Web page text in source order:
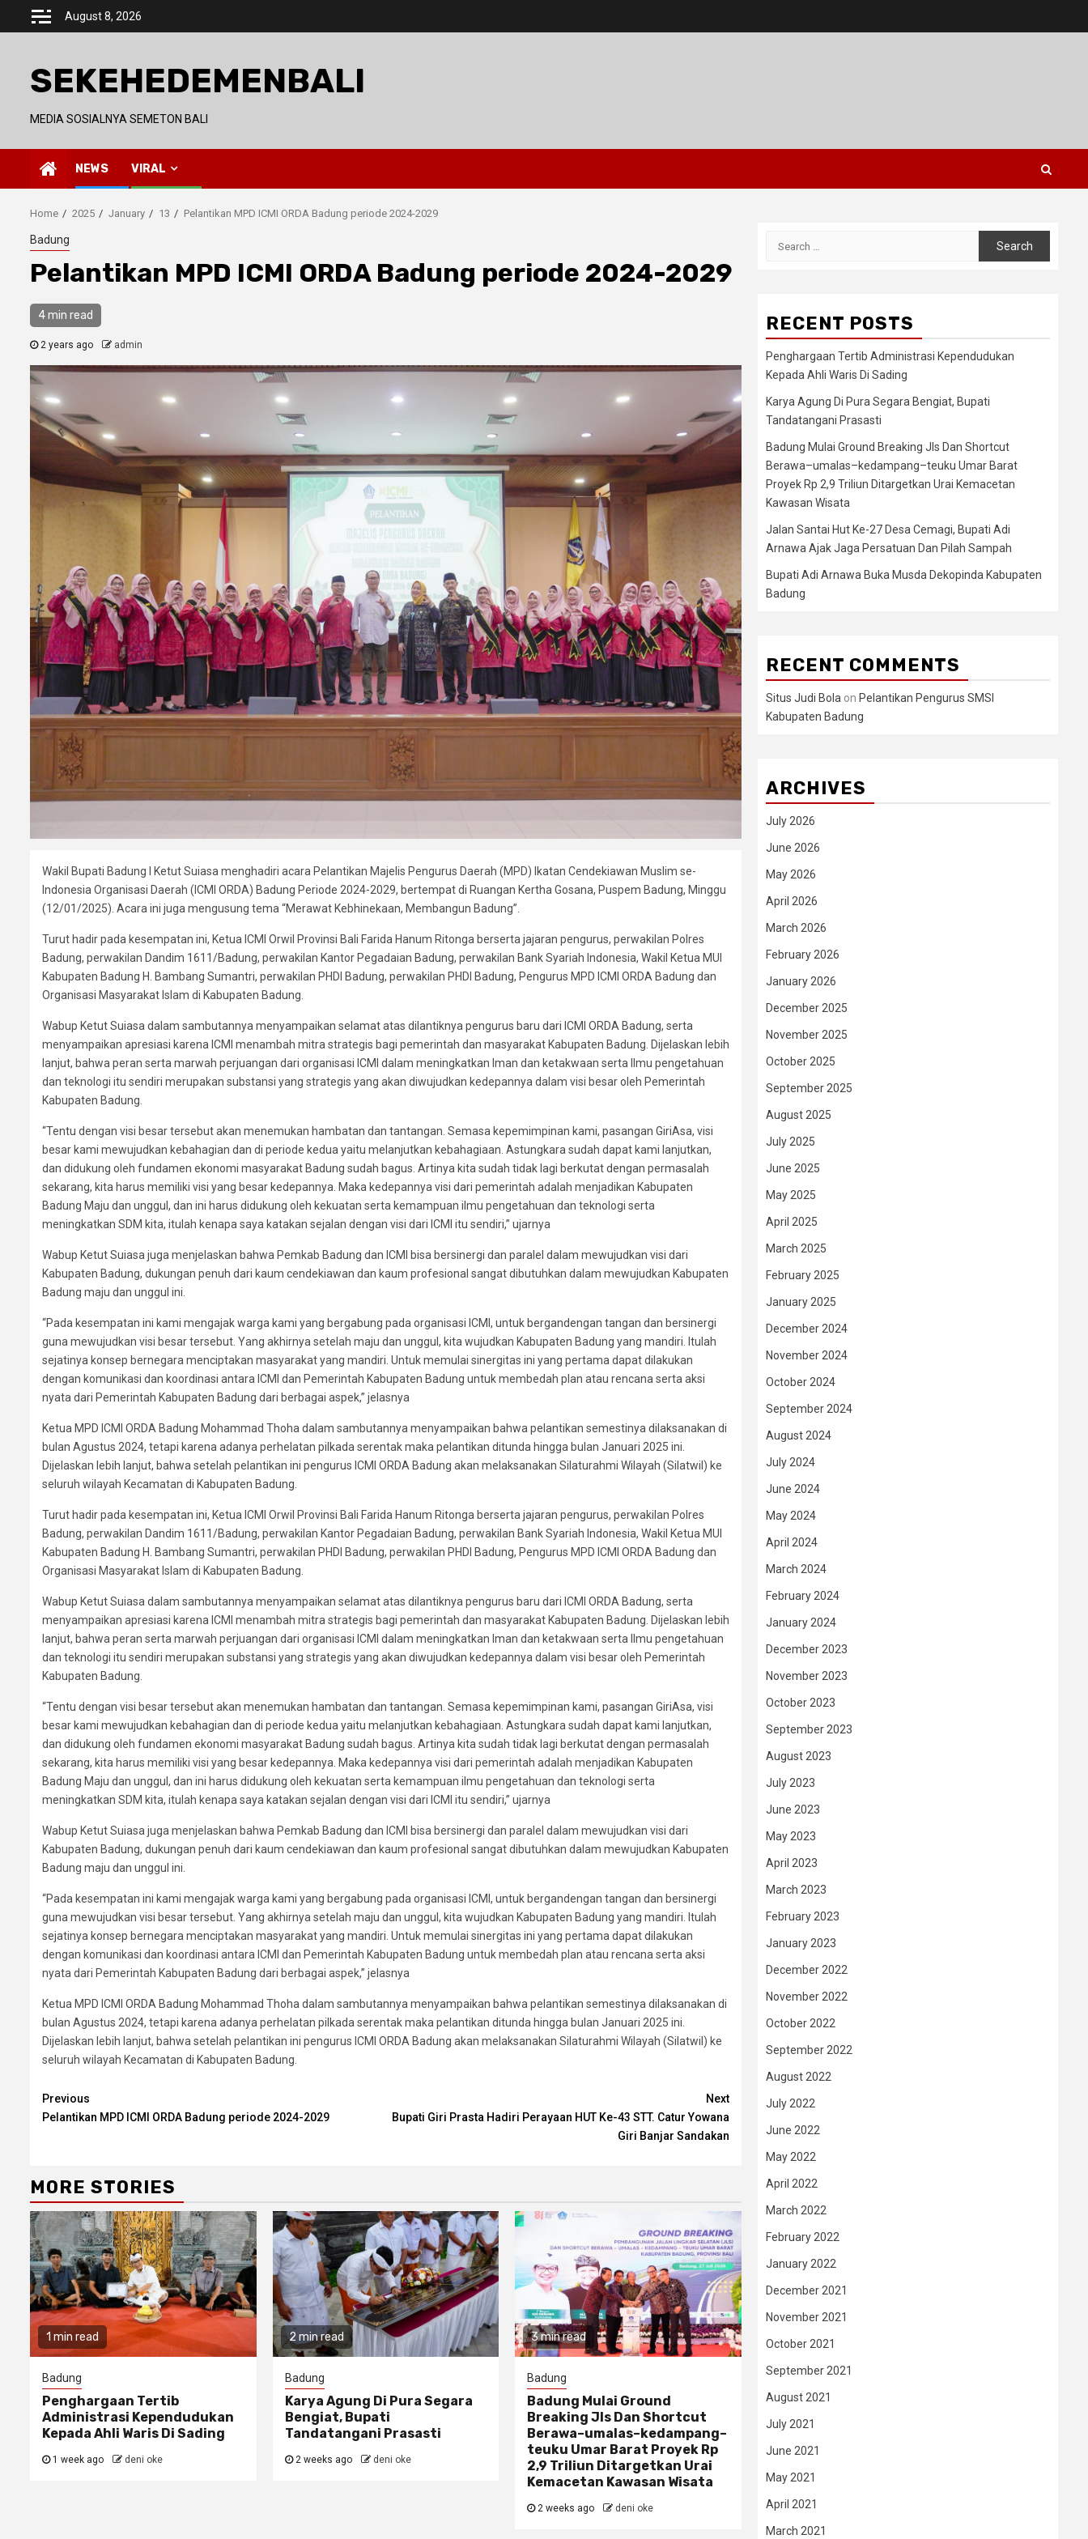
August 8, 2026
SEKEHEDEMENBALI
MEDIA SOSIALNYA SEMETON BALI
NEWS VIRAL
Home 2025 January 13 Pelantikan MPD ICMI ORDA Badung periode 2024-2029
Badung
Pelantikan MPD ICMI ORDA Badung periode 2024-2029
4 min read
2 years ago admin
Wakil Bupati Badung I Ketut Suiasa menghadiri acara Pelantikan Majelis Pengurus Daerah (MPD) Ikatan Cendekiawan Muslim se-
Indonesia Organisasi Daerah (ICMI ORDA) Badung Periode 2024-2029, bertempat di Ruangan Kertha Gosana, Puspem Badung, Minggu
(12/01/2025). Acara ini juga mengusung tema “Merawat Kebhinekaan, Membangun Badung”.
Turut hadir pada kesempatan ini, Ketua ICMI Orwil Provinsi Bali Farida Hanum Ritonga berserta jajaran pengurus, perwakilan Polres
Badung, perwakilan Dandim 1611/Badung, perwakilan Kantor Pegadaian Badung, perwakilan Bank Syariah Indonesia, Wakil Ketua MUI
Kabupaten Badung H. Bambang Sumantri, perwakilan PHDI Badung, perwakilan PHDI Badung, Pengurus MPD ICMI ORDA Badung dan
Organisasi Masyarakat Islam di Kabupaten Badung.
Wabup Ketut Suiasa dalam sambutannya menyampaikan selamat atas dilantiknya pengurus baru dari ICMI ORDA Badung, serta
menyampaikan apresiasi karena ICMI menambah mitra strategis bagi pemerintah dan masyarakat Kabupaten Badung. Dijelaskan lebih
lanjut, bahwa peran serta marwah perjuangan dari organisasi ICMI dalam meningkatkan Iman dan ketakwaan serta Ilmu pengetahuan
dan teknologi itu sendiri merupakan substansi yang strategis yang akan diwujudkan kedepannya dalam visi besar oleh Pemerintah
Kabupaten Badung.
“Tentu dengan visi besar tersebut akan menemukan hambatan dan tantangan. Semasa kepemimpinan kami, pasangan GiriAsa, visi
besar kami mewujudkan kebahagian dan di periode kedua yaitu melanjutkan kebahagiaan. Astungkara sudah dapat kami lanjutkan,
dan didukung oleh fundamen ekonomi masyarakat Badung sudah bagus. Artinya kita sudah tidak lagi berkutat dengan permasalah
sekarang, kita harus memiliki visi yang besar kedepannya. Maka kedepannya visi dari pemerintah adalah menjadikan Kabupaten
Badung Maju dan unggul, dan ini harus didukung oleh kekuatan serta kemampuan ilmu pengetahuan dan teknologi serta
meningkatkan SDM kita, itulah kenapa saya katakan sejalan dengan visi dari ICMI itu sendiri,” ujarnya
Wabup Ketut Suiasa juga menjelaskan bahwa Pemkab Badung dan ICMI bisa bersinergi dan paralel dalam mewujudkan visi dari
Kabupaten Badung, dukungan penuh dari kaum cendekiawan dan kaum profesional sangat dibutuhkan dalam mewujudkan Kabupaten
Badung maju dan unggul ini.
“Pada kesempatan ini kami mengajak warga kami yang bergabung pada organisasi ICMI, untuk bergandengan tangan dan bersinergi
guna mewujudkan visi besar tersebut. Yang akhirnya setelah maju dan unggul, kita wujudkan Kabupaten Badung yang mandiri. Itulah
sejatinya konsep bernegara menciptakan masyarakat yang mandiri. Untuk memulai sinergitas ini yang pertama dapat dilakukan
dengan komunikasi dan koordinasi antara ICMI dan Pemerintah Kabupaten Badung untuk membedah plan atau rencana serta aksi
nyata dari Pemerintah Kabupaten Badung dari berbagai aspek,” jelasnya
Ketua MPD ICMI ORDA Badung Mohammad Thoha dalam sambutannya menyampaikan bahwa pelantikan semestinya dilaksanakan di
bulan Agustus 2024, tetapi karena adanya perhelatan pilkada serentak maka pelantikan ditunda hingga bulan Januari 2025 ini.
Dijelaskan lebih lanjut, bahwa setelah pelantikan ini pengurus ICMI ORDA Badung akan melaksanakan Silaturahmi Wilayah (Silatwil) ke
seluruh wilayah Kecamatan di Kabupaten Badung.
Turut hadir pada kesempatan ini, Ketua ICMI Orwil Provinsi Bali Farida Hanum Ritonga berserta jajaran pengurus, perwakilan Polres
Badung, perwakilan Dandim 1611/Badung, perwakilan Kantor Pegadaian Badung, perwakilan Bank Syariah Indonesia, Wakil Ketua MUI
Kabupaten Badung H. Bambang Sumantri, perwakilan PHDI Badung, perwakilan PHDI Badung, Pengurus MPD ICMI ORDA Badung dan
Organisasi Masyarakat Islam di Kabupaten Badung.
Wabup Ketut Suiasa dalam sambutannya menyampaikan selamat atas dilantiknya pengurus baru dari ICMI ORDA Badung, serta
menyampaikan apresiasi karena ICMI menambah mitra strategis bagi pemerintah dan masyarakat Kabupaten Badung. Dijelaskan lebih
lanjut, bahwa peran serta marwah perjuangan dari organisasi ICMI dalam meningkatkan Iman dan ketakwaan serta Ilmu pengetahuan
dan teknologi itu sendiri merupakan substansi yang strategis yang akan diwujudkan kedepannya dalam visi besar oleh Pemerintah
Kabupaten Badung.
“Tentu dengan visi besar tersebut akan menemukan hambatan dan tantangan. Semasa kepemimpinan kami, pasangan GiriAsa, visi
besar kami mewujudkan kebahagian dan di periode kedua yaitu melanjutkan kebahagiaan. Astungkara sudah dapat kami lanjutkan,
dan didukung oleh fundamen ekonomi masyarakat Badung sudah bagus. Artinya kita sudah tidak lagi berkutat dengan permasalah
sekarang, kita harus memiliki visi yang besar kedepannya. Maka kedepannya visi dari pemerintah adalah menjadikan Kabupaten
Badung Maju dan unggul, dan ini harus didukung oleh kekuatan serta kemampuan ilmu pengetahuan dan teknologi serta
meningkatkan SDM kita, itulah kenapa saya katakan sejalan dengan visi dari ICMI itu sendiri,” ujarnya
Wabup Ketut Suiasa juga menjelaskan bahwa Pemkab Badung dan ICMI bisa bersinergi dan paralel dalam mewujudkan visi dari
Kabupaten Badung, dukungan penuh dari kaum cendekiawan dan kaum profesional sangat dibutuhkan dalam mewujudkan Kabupaten
Badung maju dan unggul ini.
“Pada kesempatan ini kami mengajak warga kami yang bergabung pada organisasi ICMI, untuk bergandengan tangan dan bersinergi
guna mewujudkan visi besar tersebut. Yang akhirnya setelah maju dan unggul, kita wujudkan Kabupaten Badung yang mandiri. Itulah
sejatinya konsep bernegara menciptakan masyarakat yang mandiri. Untuk memulai sinergitas ini yang pertama dapat dilakukan
dengan komunikasi dan koordinasi antara ICMI dan Pemerintah Kabupaten Badung untuk membedah plan atau rencana serta aksi
nyata dari Pemerintah Kabupaten Badung dari berbagai aspek,” jelasnya
Ketua MPD ICMI ORDA Badung Mohammad Thoha dalam sambutannya menyampaikan bahwa pelantikan semestinya dilaksanakan di
bulan Agustus 2024, tetapi karena adanya perhelatan pilkada serentak maka pelantikan ditunda hingga bulan Januari 2025 ini.
Dijelaskan lebih lanjut, bahwa setelah pelantikan ini pengurus ICMI ORDA Badung akan melaksanakan Silaturahmi Wilayah (Silatwil) ke
seluruh wilayah Kecamatan di Kabupaten Badung.
Continue
Reading
Previous
Pelantikan MPD ICMI ORDA Badung periode 2024-2029
Next
Bupati Giri Prasta Hadiri Perayaan HUT Ke-43 STT. Catur Yowana
Giri Banjar Sandakan
MORE STORIES
1 min read
Badung
Penghargaan Tertib
Administrasi Kependudukan
Kepada Ahli Waris Di Sading
1 week ago deni oke
2 min read
Badung
Karya Agung Di Pura Segara
Bengiat, Bupati
Tandatangani Prasasti
2 weeks ago deni oke
3 min read
Badung
Badung Mulai Ground
Breaking Jls Dan Shortcut
Berawa–umalas–kedampang–
teuku Umar Barat Proyek Rp
2,9 Triliun Ditargetkan Urai
Kemacetan Kawasan Wisata
2 weeks ago deni oke
RECENT POSTS
Penghargaan Tertib Administrasi Kependudukan
Kepada Ahli Waris Di Sading
Karya Agung Di Pura Segara Bengiat, Bupati
Tandatangani Prasasti
Badung Mulai Ground Breaking Jls Dan Shortcut
Berawa–umalas–kedampang–teuku Umar Barat
Proyek Rp 2,9 Triliun Ditargetkan Urai Kemacetan
Kawasan Wisata
Jalan Santai Hut Ke-27 Desa Cemagi, Bupati Adi
Arnawa Ajak Jaga Persatuan Dan Pilah Sampah
Bupati Adi Arnawa Buka Musda Dekopinda Kabupaten
Badung
RECENT COMMENTS
Situs Judi Bola on Pelantikan Pengurus SMSI
Kabupaten Badung
ARCHIVES
July 2026
June 2026
May 2026
April 2026
March 2026
February 2026
January 2026
December 2025
November 2025
October 2025
September 2025
August 2025
July 2025
June 2025
May 2025
April 2025
March 2025
February 2025
January 2025
December 2024
November 2024
October 2024
September 2024
August 2024
July 2024
June 2024
May 2024
April 2024
March 2024
February 2024
January 2024
December 2023
November 2023
October 2023
September 2023
August 2023
July 2023
June 2023
May 2023
April 2023
March 2023
February 2023
January 2023
December 2022
November 2022
October 2022
September 2022
August 2022
July 2022
June 2022
May 2022
April 2022
March 2022
February 2022
January 2022
December 2021
November 2021
October 2021
September 2021
August 2021
July 2021
June 2021
May 2021
April 2021
March 2021